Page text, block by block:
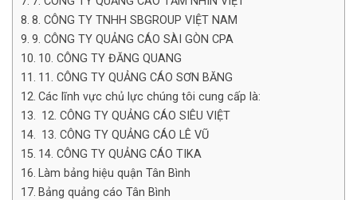
8. CÔNG TY TNHH SBGROUP VIỆT NAM
9. CÔNG TY QUẢNG CÁO SÀI GÒN CPA
10. CÔNG TY ĐĂNG QUANG
11. CÔNG TY QUẢNG CÁO SƠN BĂNG
Các lĩnh vực chủ lực chúng tôi cung cấp là:
12. CÔNG TY QUẢNG CÁO SIÊU VIỆT
13. CÔNG TY QUẢNG CÁO LÊ VŨ
14. CÔNG TY QUẢNG CÁO TIKA
Làm bảng hiệu quận Tân Bình
Bảng quảng cáo Tân Bình